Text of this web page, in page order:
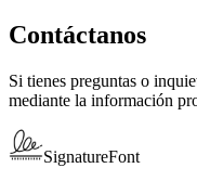
Contáctanos
Si tienes preguntas o
mediante la información
SignatureFont